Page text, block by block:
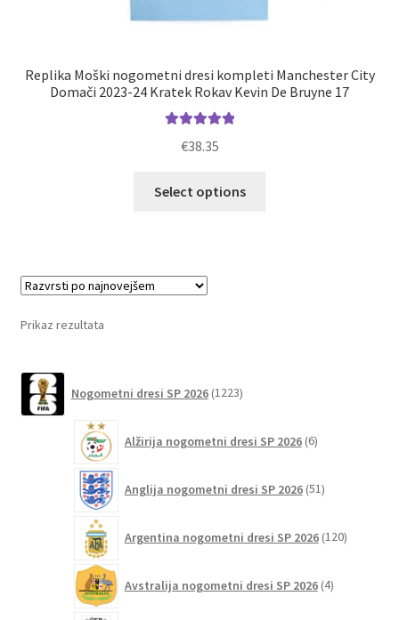
Replika Moški nogometni dresi kompleti Manchester City
Domači 2023-24 Kratek Rokav Kevin De Bruyne 17
€38.35
Select options
Prikaz rezultata
Nogometni dresi SP 2026 1223izdelkov
Alžirija nogometni dresi SP 2026 6izdelkov
Anglija nogometni dresi SP 2026 51izdelkov
Argentina nogometni dresi SP 2026 120izdelkov
Avstralija nogometni dresi SP 2026 4izdelki